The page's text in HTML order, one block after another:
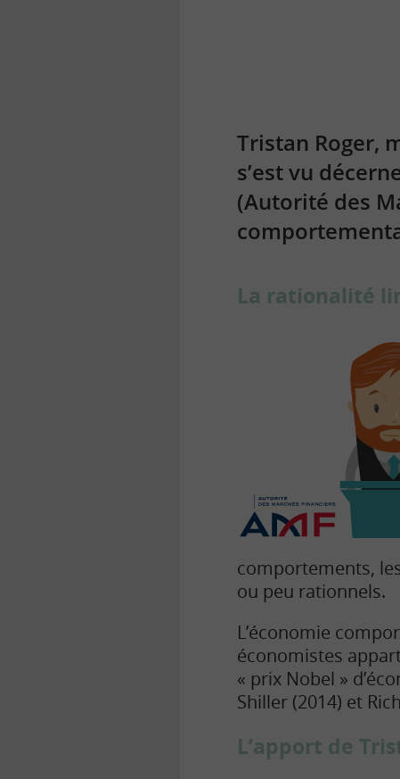
Tristan Roger,
s’est vu
(Autorité des
La rationalité
comportements,
ou peu rationnels.
L’économie
économistes
« prix Nobel »
Shiller (2014) et
L’apport de